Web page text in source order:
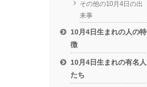
その他の10月4日の出
来事
10月4日生まれの人の特
徴
10月4日生まれの有名人
たち